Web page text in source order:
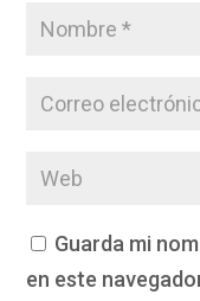
Guarda mi
en este